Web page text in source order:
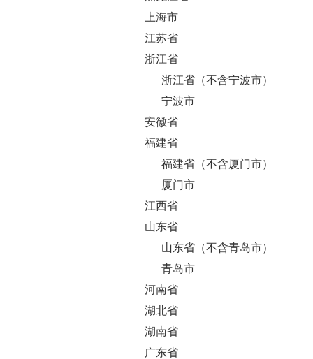
上海市
江苏省
浙江省
浙江省（不含宁波市）
宁波市
安徽省
福建省
福建省（不含厦门市）
厦门市
江西省
山东省
山东省（不含青岛市）
青岛市
河南省
湖北省
湖南省
广东省